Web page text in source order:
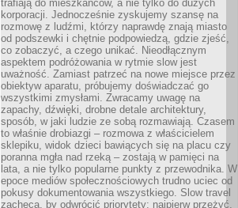
trafiają do mieszkańców, a nie tylko do dużych
korporacji. Jednocześnie zyskujemy szansę na
rozmowę z ludźmi, którzy naprawdę znają miasto
od podszewki i chętnie podpowiedzą, gdzie zjeść,
co zobaczyć, a czego unikać. Nieodłącznym
aspektem podróżowania w rytmie slow jest
uważność. Zamiast patrzeć na nowe miejsce przez
obiektyw aparatu, próbujemy doświadczać go
wszystkimi zmysłami. Zwracamy uwagę na
zapachy, dźwięki, drobne detale architektury,
sposób, w jaki ludzie ze sobą rozmawiają. Czasem
to właśnie drobiazgi – rozmowa z właścicielem
sklepiku, widok dzieci bawiących się na placu czy
poranna mgła nad rzeką – zostają w pamięci na
lata, a nie tylko popularne punkty z przewodnika. W
epoce mediów społecznościowych trudno uciec od
pokusy dokumentowania wszystkiego. Slow travel
zachęca, by odwrócić priorytety: najpierw przeżyć,